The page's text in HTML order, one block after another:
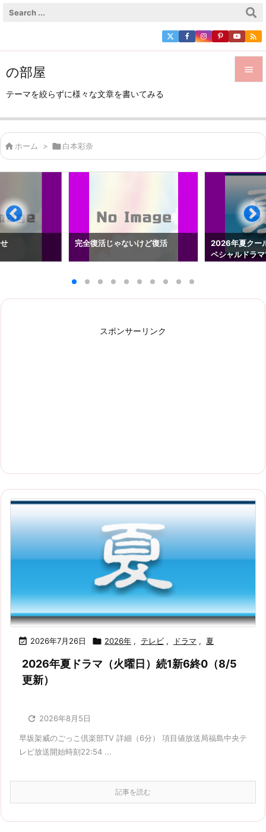
の部屋
テーマを絞らずに様々な文章を書いてみる


サイド


次へ

検索

 ホーム > 白本彩奈
完全復活じゃないけど復活
2026年夏クー
ペシャルドラ
スポンサーリンク
 2026年7月26日  2026年 , テレビ , ドラマ , 夏
2026年夏ドラマ（火曜日）続1新6終0（8/5
更新）
 2026年8月5日
早坂架威のごっこ倶楽部TV 詳細（6分） 項目値放送局福島中央テ
レビ放送開始時刻22:54 ...
記事を読む